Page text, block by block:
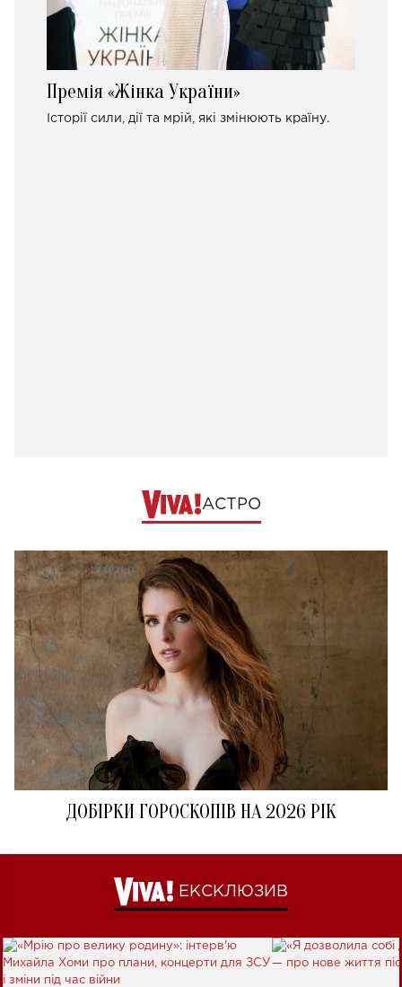
Премія «Жінка України»
Історії сили, дії та мрій, які змінюють країну.
АСТРО
ДОБІРКИ ГОРОСКОПІВ НА 2026 РІК
ЕКСКЛЮЗИВ